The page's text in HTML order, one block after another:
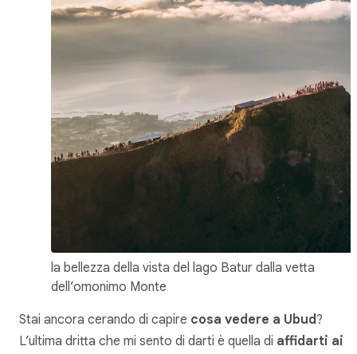
la bellezza della vista del lago Batur dalla vetta
dell’omonimo Monte
Stai ancora cerando di capire cosa vedere a Ubud?
L’ultima dritta che mi sento di darti è quella di affidarti ai